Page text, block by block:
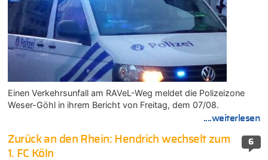
Einen Verkehrsunfall am RAVeL-Weg meldet die Polizeizone
Weser-Göhl in ihrem Bericht von Freitag, dem 07/08.
....weiterlesen
6
Zurück an den Rhein: Hendrich wechselt zum
1. FC Köln